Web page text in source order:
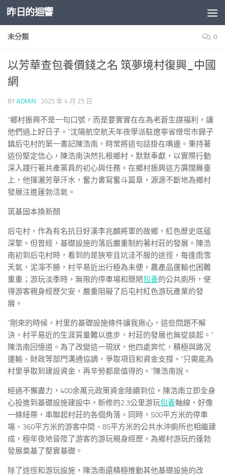
Skip to content
昨日的迴響
未分類 0
以芳華查包養價錢之名 筑夢境村復興_中國
網
BY ADMIN · 2025 年 4 月 25 日
“鄉村振興不是一句口號，而是要實實在在為老蒼生謀福利，讓
他們過上好日子。”沈陽航空航天年夜學派駐遼寧省燈塔市鏵子
鎮后屯村的第一書記陳浩南，時常將這句話掛在嘴邊。秉持著
這份堅定信心，陳浩南決然扎根鄉村，默默奉獻，以實際行動
深入踐行著共產黨員的初心與任務。在鄉村振興這方廣闊舞臺
上，他揮灑芳華汗水，奮力書寫奮斗篇章，源源不斷地為鄉村
發展注進蓬勃活氣。
筑基固本換新顏
后屯村，作為有名抗日好漢李兆麟將軍的故鄉，紅色歷史底蘊
深摯。但曾經，基礎設施的落后嚴重制約著村莊的發展。陳浩
南初到后屯村時，看到的是狹窄且坑洼不服的途徑，每逢雨雪
天氣，泥濘不勝，村平易近出行極為未便，農產品運輸也困難
重重；游玩淡季時，無限的停車場和簡陋包養的公共廁所，使
得游客親身經歷欠安，嚴重阻礙了后屯村紅色游玩產業的發
展。
“剛來的時候，村里的基礎設施條件讓我揪心，這些問題不解
決，村平易近的生涯質量難以進步，村莊的發展也無從談起。”
陳浩南回憶道。為了改變這一現狀，他四處奔忙，積極與路況
運輸、財政等部門溝通協調，爭取項目和資金支撐。“只需能為
村里爭取到建設資金，再辛勞都是值得的。”陳浩南說。
經過不懈盡力，400余萬元政策資金陸續到位。陳浩南立即全身
心投進到基礎設施建設中。新修的2.3公里游玩包養軸線，好像
一條紐帶，串聯起村莊的各個角落。同時，500平方米的停車
場、360平方米的游客中間、85平方米的公共水沖廁所也相繼建
成，極年夜地晉陞了游客的游玩親身經歷，為鄉村游玩的蓬勃
發展奠基了堅實基礎。
除了途徑和游玩設施，陳浩南還積極推動其他基礎設施的改